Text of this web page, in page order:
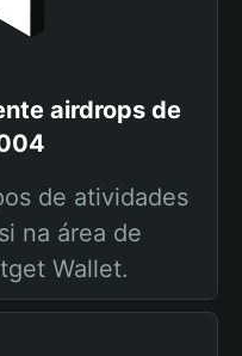
airdrops de
de atividades
na área de
Wallet.